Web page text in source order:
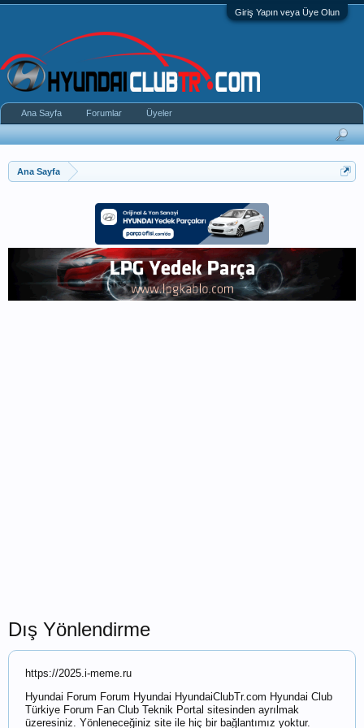
Giriş Yapın veya Üye Olun
Ana Sayfa
Dış Yönlendirme
https://2025.i-meme.ru
Hyundai Forum Forum Hyundai HyundaiClubTr.com Hyundai Club
Türkiye Forum Fan Club Teknik Portal sitesinden ayrılmak
üzeresiniz. Yönleneceğiniz site ile hiç bir bağlantımız yoktur.
Ana Sayfa Forumlar Üyeler